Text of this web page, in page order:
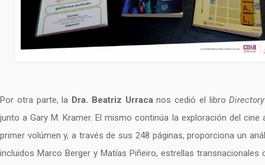
Por otra parte, la Dra. Beatriz Urracanos cedió el libro
junto a Gary M. Kramer. El mismo continúa la exploración del
primer volúmen y, a través de sus 248 páginas, proporciona un
incluidos Marco Berger y Matías Piñeiro, estrellas